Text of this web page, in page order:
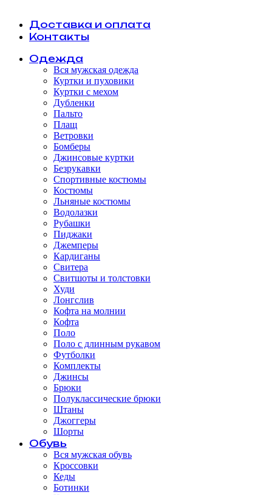
Доставка и оплата
Контакты
Одежда
Вся мужская одежда
Куртки и пуховики
Куртки с мехом
Дубленки
Пальто
Плащ
Ветровки
Бомберы
Джинсовые куртки
Безрукавки
Спортивные костюмы
Костюмы
Льняные костюмы
Водолазки
Рубашки
Пиджаки
Джемперы
Кардиганы
Свитера
Свитшоты и толстовки
Худи
Лонгслив
Кофта на молнии
Кофта
Поло
Поло с длинным рукавом
Футболки
Комплекты
Джинсы
Брюки
Полуклассические брюки
Штаны
Джоггеры
Шорты
Обувь
Вся мужская обувь
Кроссовки
Кеды
Ботинки